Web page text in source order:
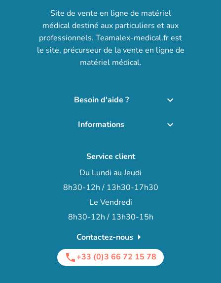
Site de vente en ligne de matériel
médical destiné aux particuliers et aux
professionnels. Teamalex-medical.fr est
le site, précurseur de la vente en ligne de
matériel médical.
Besoin d'aide ? 
Informations 
Service client
Du Lundi au Jeudi
8h30-12h / 13h30-17h30
Le Vendredi
8h30-12h / 13h30-15h
Contactez-nousarrow_right
phone+33 (0)3 66 72 15 78